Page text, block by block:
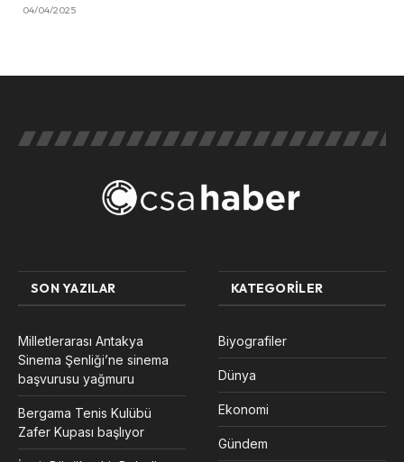
04/04/2025
SON YAZILAR
Milletlerarası Antakya
Sinema Şenliği’ne sinema
başvurusu yağmuru
Bergama Tenis Kulübü
Zafer Kupası başlıyor
KATEGORILER
Biyografiler
Dünya
Ekonomi
Gündem